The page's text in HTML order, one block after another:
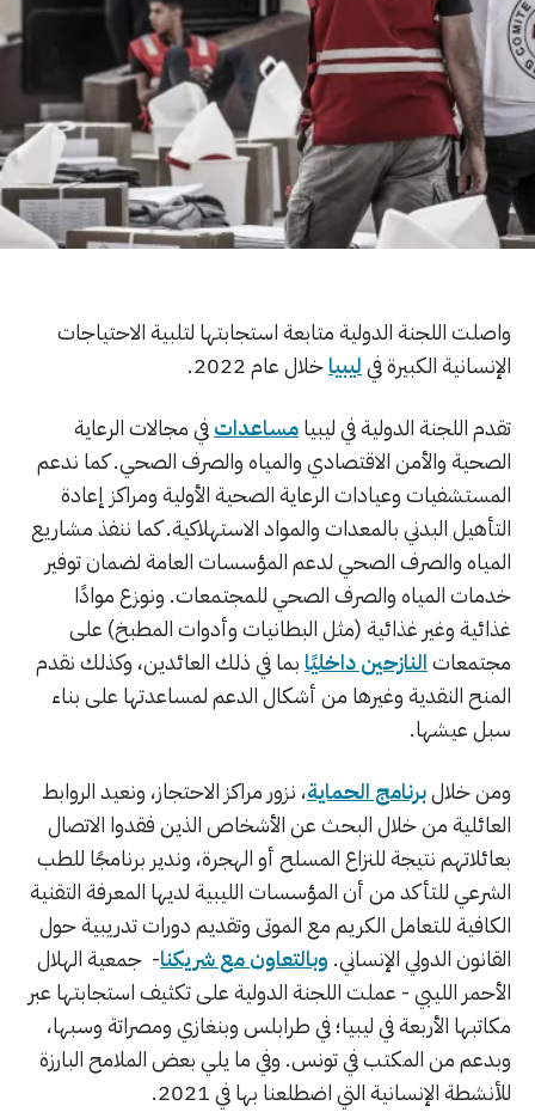
واصلت اللجنة الدولية متابعة استجابتها لتلبية الاحتياجات
الإنسانية الكبيرة فيليبياخلال عام 2022.
تقدم اللجنة الدولية في ليبيامساعداتفي مجالات الرعاية
الصحية والأمن الاقتصادي والمياه والصرف الصحي. كما ندعم
المستشفيات وعيادات الرعاية الصحية الأولية ومراكز إعادة
التأهيل البدني بالمعدات والمواد الاستهلاكية. كما ننفذ مشاريع
المياه والصرف الصحي لدعم المؤسسات العامة لضمان توفير
خدمات المياه والصرف الصحي للمجتمعات. ونوزع موادًا
غذائية وغير غذائية (مثل البطانيات وأدوات المطبخ) على
مجتمعاتالنازحين داخليًا بما في ذلك العائدين، وكذلك نقدم
المنح النقدية وغيرها من أشكال الدعم لمساعدتها على بناء
سبل عيشها.
ومن خلالبرنامج الحماية، نزور مراكز الاحتجاز، ونعيد الروابط
العائلية من خلال البحث عن الأشخاص الذين فقدوا الاتصال
بعائلاتهم نتيجة للنزاع المسلح أو الهجرة، وندير برنامجًا للطب
الشرعي للتأكد من أن المؤسسات الليبية لديها المعرفة التقنية
الكافية للتعامل الكريم مع الموتى وتقديم دورات تدريبية حول
القانون الدولي الإنساني. وبالتعاون مع شريكنا- جمعية الهلال
الأحمر الليبي - عملت اللجنة الدولية على تكثيف استجابتها عبر
مكاتبها الأربعة في ليبيا؛ في طرابلس وبنغازي ومصراتة وسبها،
وبدعم من المكتب في تونس. وفي ما يلي بعض الملامح البارزة
للأنشطة الإنسانية التي اضطلعنا بها في 2021.